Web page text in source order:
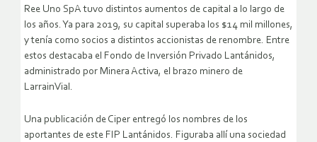
Ree Uno SpA tuvo distintos aumentos de capital a lo largo de
los años. Ya para 2019, su capital superaba los $14 mil millones,
y tenía como socios a distintos accionistas de renombre. Entre
estos destacaba el Fondo de Inversión Privado Lantánidos,
administrado por Minera Activa, el brazo minero de
LarrainVial.
Una publicación de Ciper entregó los nombres de los
aportantes de este FIP Lantánidos. Figuraba allí una sociedad